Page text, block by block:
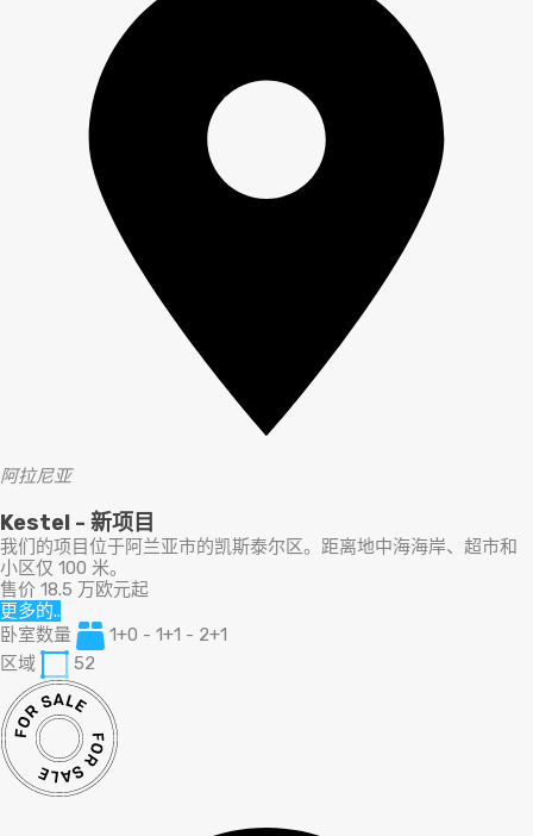
阿拉尼亚
Kestel - 新项目
我们的项目位于阿兰亚市的凯斯泰尔区。距离地中海海岸、超市和
小区仅 100 米。
售价 18.5 万欧元起
更多的..
卧室数量
1+0 - 1+1 - 2+1
区域
52